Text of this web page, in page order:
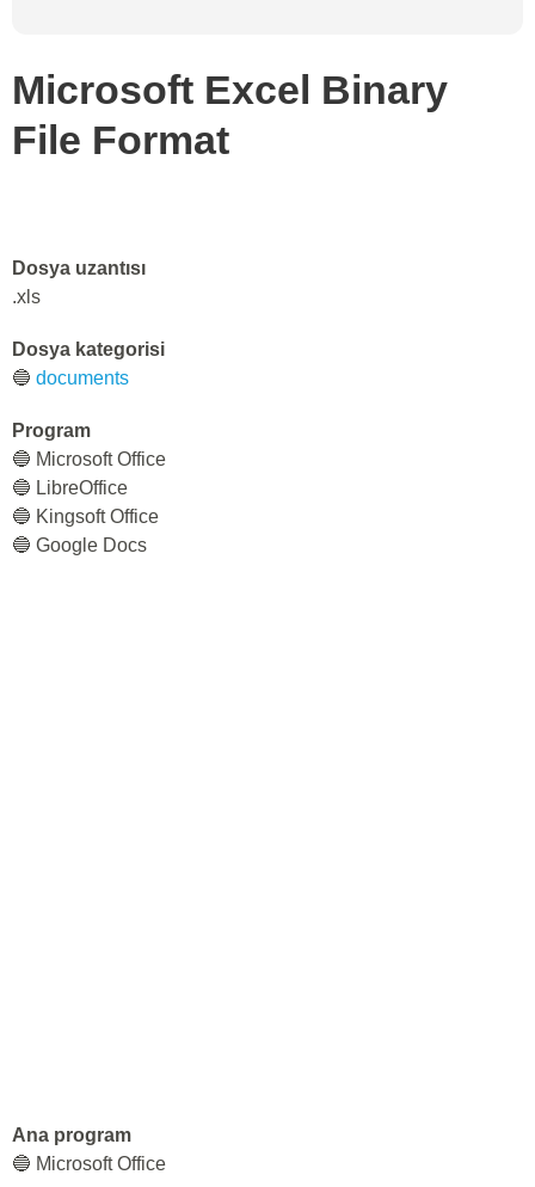
Microsoft Excel Binary
File Format
Dosya uzantısı
.xls
Dosya kategorisi
🔵 documents
Program
🔵 Microsoft Office
🔵 LibreOffice
🔵 Kingsoft Office
🔵 Google Docs
Ana program
🔵 Microsoft Office